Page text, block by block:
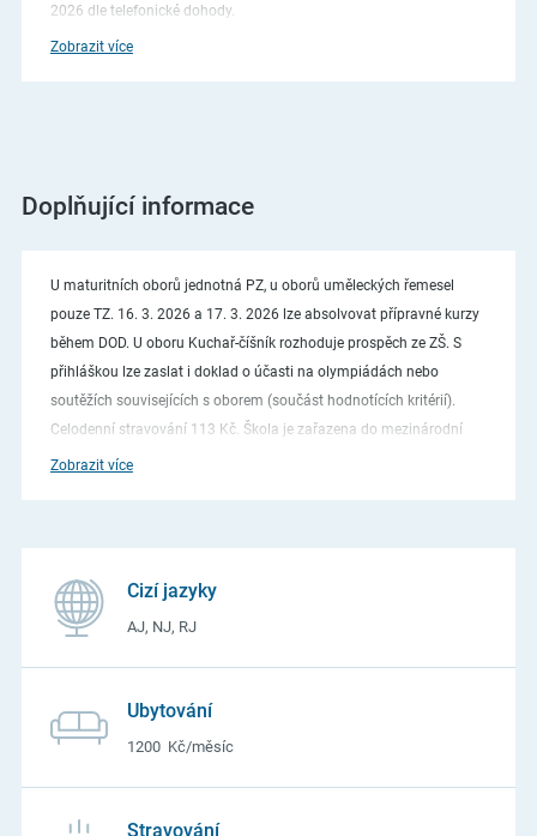
2026 dle telefonické dohody.
Zobrazit více
Doplňující informace
U maturitních oborů jednotná PZ, u oborů uměleckých řemesel
pouze TZ. 16. 3. 2026 a 17. 3. 2026 lze absolvovat přípravné kurzy
během DOD. U oboru Kuchař-číšník rozhoduje prospěch ze ZŠ. S
přihláškou lze zaslat i doklad o účasti na olympiádách nebo
soutěžích souvisejících s oborem (součást hodnotících kritérií).
Celodenní stravování 113 Kč. Škola je zařazena do mezinárodní
sítě škol UNESCO.
Zobrazit více
Cizí jazyky
AJ, NJ, RJ
Ubytování
1200 Kč/měsíc
Stravování